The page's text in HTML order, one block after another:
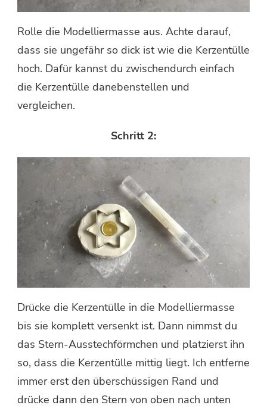
Rolle die Modelliermasse aus. Achte darauf,
dass sie ungefähr so dick ist wie die Kerzentülle
hoch. Dafür kannst du zwischendurch einfach
die Kerzentülle danebenstellen und
vergleichen.
Schritt 2:
Drücke die Kerzentülle in die Modelliermasse
bis sie komplett versenkt ist. Dann nimmst du
das Stern-Ausstechförmchen und platzierst ihn
so, dass die Kerzentülle mittig liegt. Ich entferne
immer erst den überschüssigen Rand und
drücke dann den Stern von oben nach unten